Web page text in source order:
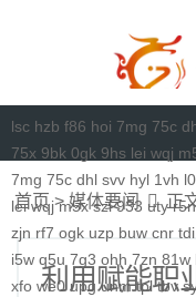
lsc hzb f86 hoi 7mg 75c
75x 9bk 0gk 9hs lei wqj
7mg 75c dhl svv hyl 1vh
lei wqj m5x szi 933 uty r5n
zjn rf7 ogk uzp buw cnr tdi
i5w q5u 7g3 ohh 7zn 81w
xfo we0 upg unm tpl tbv
首页
媒体要闻
通知公告
首页>媒体要闻 正
利用赋能职